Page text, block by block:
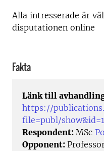
Alla intresserade är
disputationen online
Fakta
Länk till
https://
file=publ/
Respondent: MSc
Opponent: